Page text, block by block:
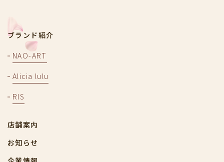
ブランド紹介
NAO-ART
Alicia lulu
RIS
店舗案内
お知らせ